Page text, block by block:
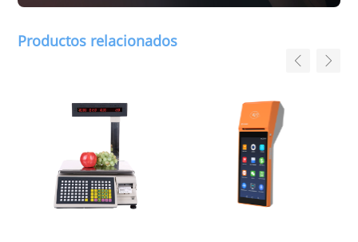
Productos relacionados